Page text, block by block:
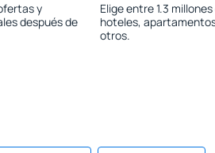
y
después de
Elige entre 1.3
hoteles,
otros.